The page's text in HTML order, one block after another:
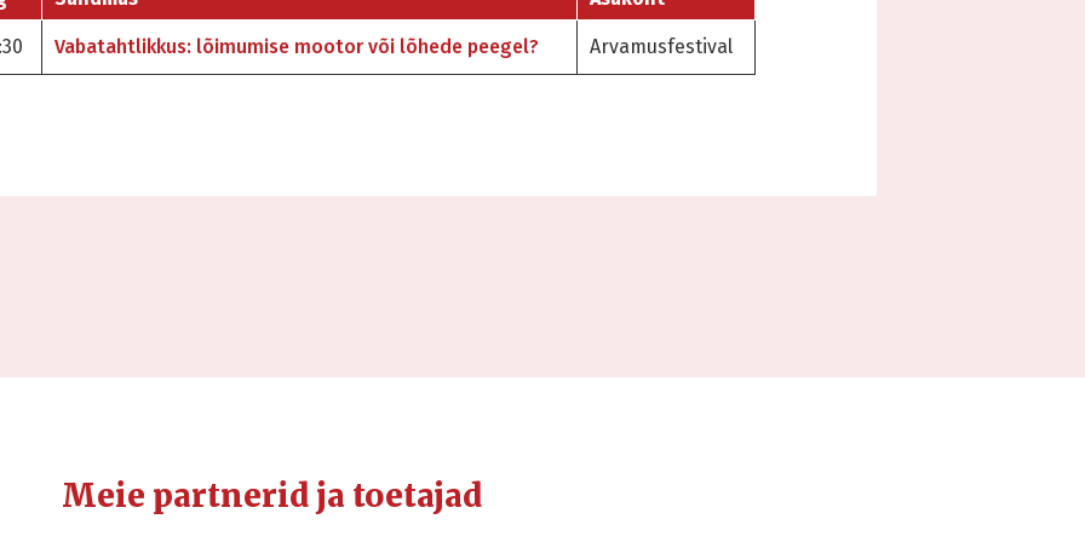
Vabatahtlikkus: lõimumise mootor või lõhede peegel? Arvamusfestival
Meie partnerid ja toetajad